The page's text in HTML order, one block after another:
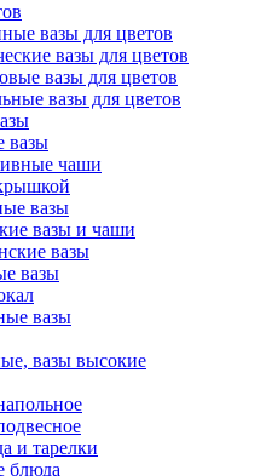
вазы для цветов
вазы для цветов
вазы для цветов
вазы для цветов
вазы
чаши
вазы
вазы и чаши
вазы
вазы
вазы
вазы высокие
и тарелки
блюда